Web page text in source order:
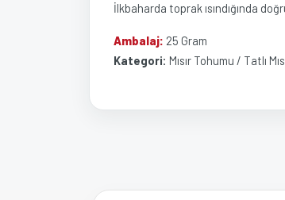
İlkbaharda toprak ısındığında
Ambalaj: 25 Gram
Kategori: Mısır Tohumu / Tatlı